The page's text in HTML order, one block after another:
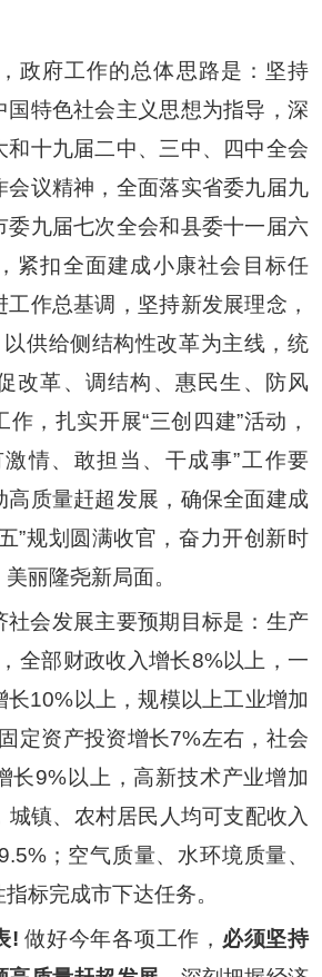
政府工作的总体思路是：坚持
国特色社会主义思想为指导，深
和十九届二中、三中、四中全会
会议精神，全面落实省委九届九
委九届七次全会和县委十一届六
紧扣全面建成小康社会目标任
作总基调，坚持新发展理念，
供给侧结构性改革为主线，统
改革、调结构、惠民生、防风
作，扎实开展“三创四建”活动，
情、敢担当、干成事”工作要
高质量赶超发展，确保全面建成
”规划圆满收官，奋力开创新时
丽隆尧新局面。
会发展主要预期目标是：生产
全部财政收入增长8%以上，一
长10%以上，规模以上工业增加
定资产投资增长7%左右，社会
长9%以上，高新技术产业增加
城镇、农村居民人均可支配收入
9.5%；空气质量、水环境质量、
标完成市下达任务。
! 做好今年各项工作， 必须坚持